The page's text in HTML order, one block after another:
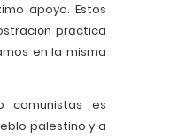
apoyo. Estos
práctica
en la misma
comunistas es
palestino y a